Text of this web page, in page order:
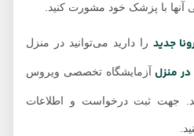
با پزشک خود مشورت کنید.
را دارید می‌توانید در منزل
آزمایشگاه تخصصی ویروس
جهت ثبت درخواست و اطلاعات